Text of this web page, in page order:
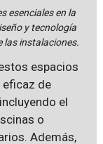
esenciales en la
y tecnología
las instalaciones.
espacios
de
el
o
Además,